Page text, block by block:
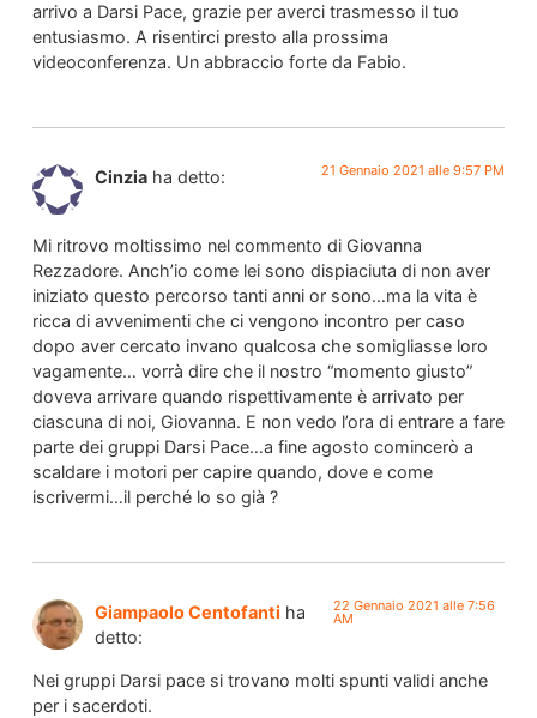
arrivo a Darsi Pace, grazie per averci trasmesso il tuo
entusiasmo. A risentirci presto alla prossima
videoconferenza. Un abbraccio forte da Fabio.
Cinzia ha detto: 21 Gennaio 2021 alle 9:57 PM
Mi ritrovo moltissimo nel commento di Giovanna
Rezzadore. Anch’io come lei sono dispiaciuta di non aver
iniziato questo percorso tanti anni or sono…ma la vita è
ricca di avvenimenti che ci vengono incontro per caso
dopo aver cercato invano qualcosa che somigliasse loro
vagamente… vorrà dire che il nostro “momento giusto”
doveva arrivare quando rispettivamente è arrivato per
ciascuna di noi, Giovanna. E non vedo l’ora di entrare a fare
parte dei gruppi Darsi Pace…a fine agosto comincerò a
scaldare i motori per capire quando, dove e come
iscrivermi…il perché lo so già ?
Giampaolo Centofanti ha
detto:
22 Gennaio 2021 alle 7:56
AM
Nei gruppi Darsi pace si trovano molti spunti validi anche
per i sacerdoti.